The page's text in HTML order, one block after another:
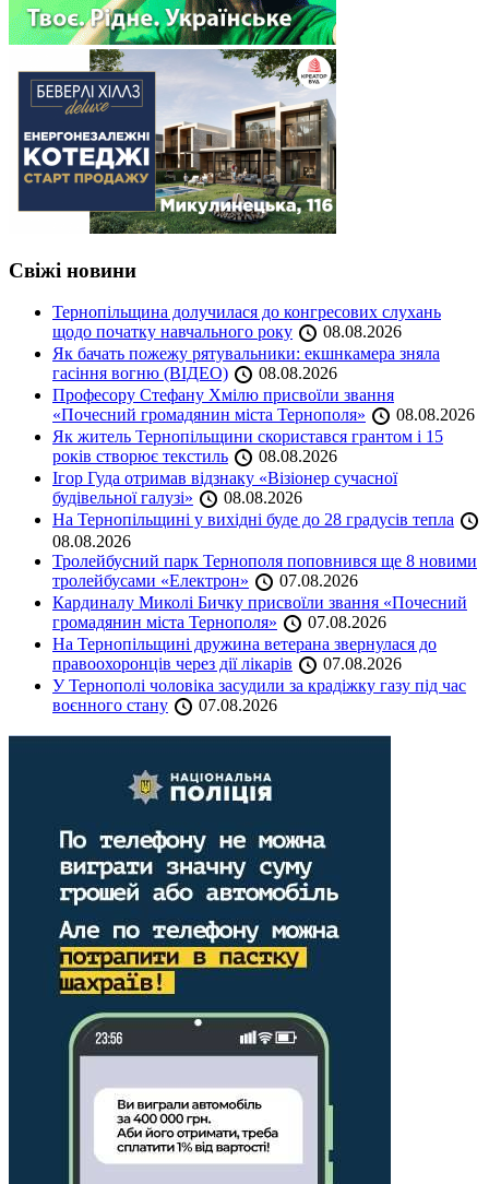
Свіжі новини
Тернопільщина долучилася до конгресових слухань
щодо початку навчального року
08.08.2026
Як бачать пожежу рятувальники: екшнкамера зняла
гасіння вогню (ВІДЕО)
08.08.2026
Професору Стефану Хмілю присвоїли звання
«Почесний громадянин міста Тернополя»
08.08.2026
Як житель Тернопільщини скористався грантом і 15
років створює текстиль
08.08.2026
Ігор Гуда отримав відзнаку «Візіонер сучасної
будівельної галузі»
08.08.2026
На Тернопільщині у вихідні буде до 28 градусів тепла
08.08.2026
Тролейбусний парк Тернополя поповнився ще 8 новими
тролейбусами «Електрон»
07.08.2026
Кардиналу Миколі Бичку присвоїли звання «Почесний
громадянин міста Тернополя»
07.08.2026
На Тернопільщині дружина ветерана звернулася до
правоохоронців через дії лікарів
07.08.2026
У Тернополі чоловіка засудили за крадіжку газу під час
воєнного стану
07.08.2026